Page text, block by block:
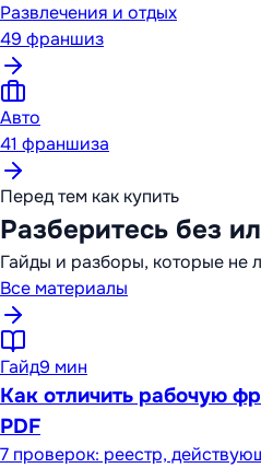
Развлечения и отдых
49 франшиз
Авто
41 франшиза
Перед тем как купить
Разберитесь без
Гайды и разборы, которые не
Все материалы
Гайд9 мин
Как отличить рабочую
PDF
7 проверок: реестр,